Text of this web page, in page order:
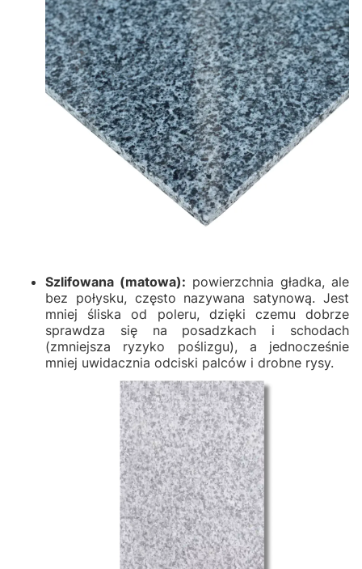
Szlifowana (matowa): powierzchnia gładka, ale
bez połysku, często nazywana satynową. Jest
mniej śliska od poleru, dzięki czemu dobrze
sprawdza się na posadzkach i schodach
(zmniejsza ryzyko poślizgu), a jednocześnie
mniej uwidacznia odciski palców i drobne rysy.